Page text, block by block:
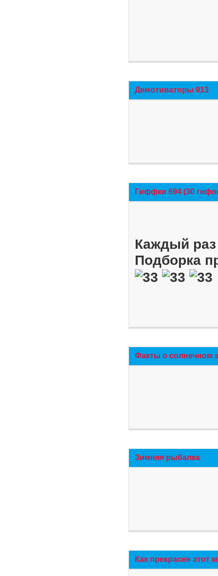
Демотиваторы 913
Гиффки 694 (30
Каждый
Подборка
Факты о солнечном
Зимняя рыбалка
Как прекрасен этот